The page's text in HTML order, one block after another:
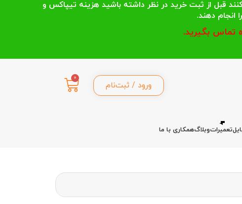
ورود / ثبت‌نام
0
تعمیراتوبلاگهمکاری با ما
یا پست انتخاب می کنند قبل از ثبت خرید در نظر داشته باشید هزینه تیپاکس و
تماس بگیرید.